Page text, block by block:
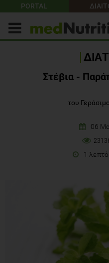
PORTAL
Στέβια -
του
06
1 λεπτό